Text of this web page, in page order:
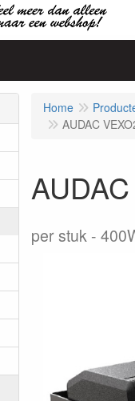
Home
AUDAC
per stuk